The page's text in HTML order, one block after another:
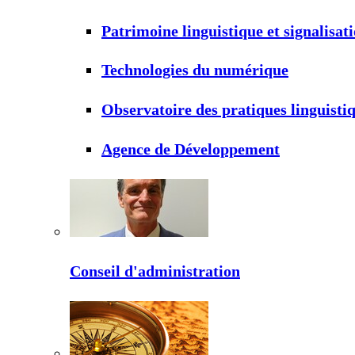
Patrimoine linguistique et
Technologies du numérique
Observatoire des pratiques
Agence de Développement
Conseil d'administration